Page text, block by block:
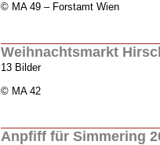
© MA 49 – Forstamt Wien
Weihnachtsmarkt
13 Bilder
© MA 42
Anpfiff für Simmering